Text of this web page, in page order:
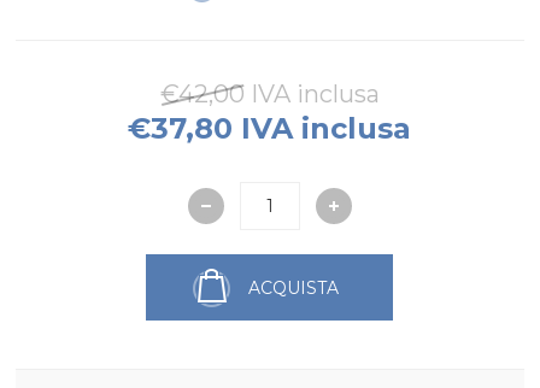
€42,00 IVA inclusa
€37,80 IVA inclusa
ACQUISTA